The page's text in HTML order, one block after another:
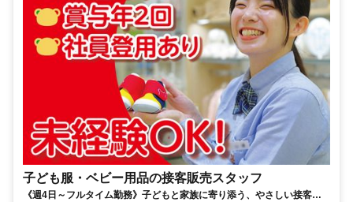
子ども服・ベビー用品の接客販売スタッフ
《週4日～フルタイム勤務》子どもと家族に寄り添う、やさしい接客の